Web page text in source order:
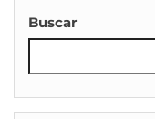
Buscar